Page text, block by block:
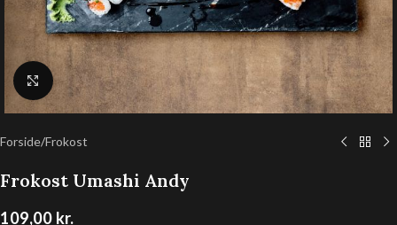
Klik for at forstørre
Forside/Frokost
Frokost Umashi Andy
109,00 kr.